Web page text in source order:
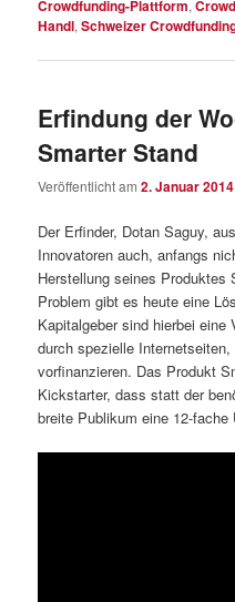
Crowdfunding-Plattform,
Handl,Schweizer
Erfindung der
Smarter Stand
Veröffentlicht am2. Januar 2014
Der Erfinder, Dotan Saguy,
Innovatoren auch, anfangs
Herstellung seines Produktes
Problem gibt es heute eine
Kapitalgeber sind hierbei
durch spezielle
vorfinanzieren. Das Produkt
Kickstarter, dass statt der
breite Publikum eine 12-fache